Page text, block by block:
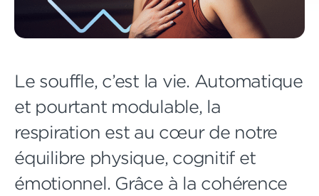
Le souffle, c’est la vie. Automatique
et pourtant modulable, la
respiration est au cœur de notre
équilibre physique, cognitif et
émotionnel. Grâce à la cohérence